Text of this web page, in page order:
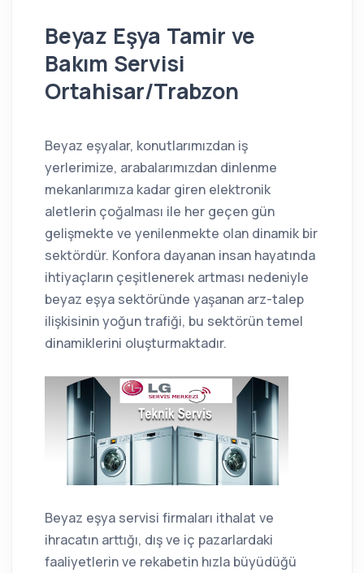
Beyaz Eşya Tamir ve
Bakım Servisi
Ortahisar/Trabzon
Beyaz eşyalar, konutlarımızdan iş
yerlerimize, arabalarımızdan dinlenme
mekanlarımıza kadar giren elektronik
aletlerin çoğalması ile her geçen gün
gelişmekte ve yenilenmekte olan dinamik bir
sektördür. Konfora dayanan insan hayatında
ihtiyaçların çeşitlenerek artması nedeniyle
beyaz eşya sektöründe yaşanan arz-talep
ilişkisinin yoğun trafiği, bu sektörün temel
dinamiklerini oluşturmaktadır.
Beyaz eşya servisi firmaları ithalat ve
ihracatın arttığı, dış ve iç pazarlardaki
faaliyetlerin ve rekabetin hızla büyüdüğü